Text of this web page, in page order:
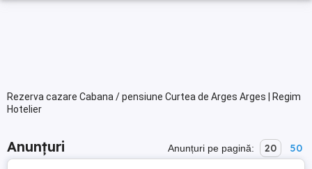
Rezerva cazare Cabana / pensiune Curtea de Arges Arges | Regim
Hotelier
Anunțuri Anunțuri pe pagină: 20 50